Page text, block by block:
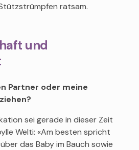
ratsam.
und
Partner oder meine
sei gerade in dieser Zeit
Welti: «Am besten spricht
das Baby im Bauch sowie